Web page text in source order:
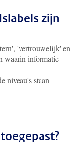
zijn
'vertrouwelijk' en
waarin informatie
niveau's staan